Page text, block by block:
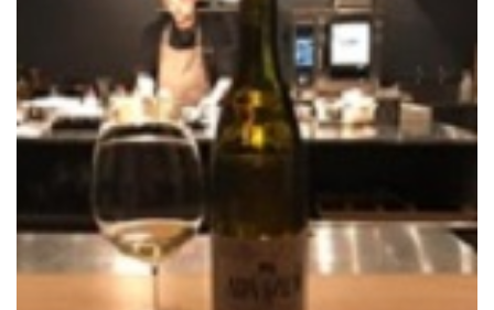
顔笑顔！ 上野原の自然の中で、素晴らしい時間を共有したイベン
トだった。 この大きなイベントを成功させたBMO山田聖子さん、
恭路さん、スタッフの皆さん、美味しい料理を作ってくれた
ヤリテラス
namida shinori TAKI BAKE パルク
シ
ンバ
ピヨッシュ
小泉さん、歴史に残る素晴らしいイベントで
した！ 参加させて頂き感謝です！